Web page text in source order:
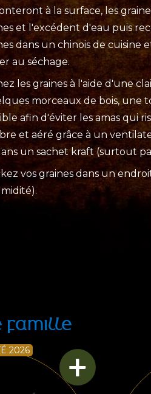
à la surface, les
et l'excédent d'eau puis
dans un chinois de
au séchage.
les graines à l'aide d'une
morceaux de bois, une
afin d'éviter les amas qui
et aéré grâce à un
un sachet kraft (surtout
vos graines dans un
+